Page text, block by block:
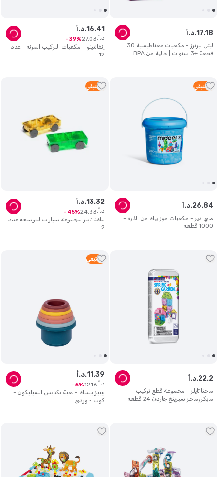
ليتل ليرنرز - مكعبات مغناطيسية 30
قطعة +3 سنوات | خالية من BPA
د.أ.17.18
إنفانتينو - مكعبات التركيب المرنة - عدد
12
د.أ.16.41
د.أ. 27.03
39
4 متبقي
ماي دير - مكعبات موزاييك من الذرة -
1000 قطعة
د.أ.26.84
2 متبقي
ماغنا تايلز مجموعة سيارات للتوسعة عدد
2
د.أ.13.32
د.أ. 24.33
45
ماجنا تايلز - مجموعة قطع تركيب
مايكروماجز سبرينغ جاردن 24 قطعة -
د.أ.22.2
5 متبقي
بيبيز بيسك - لعبة تكديس السيليكون -
كوب - وردي
د.أ.11 .39
د.أ. 12.16
6